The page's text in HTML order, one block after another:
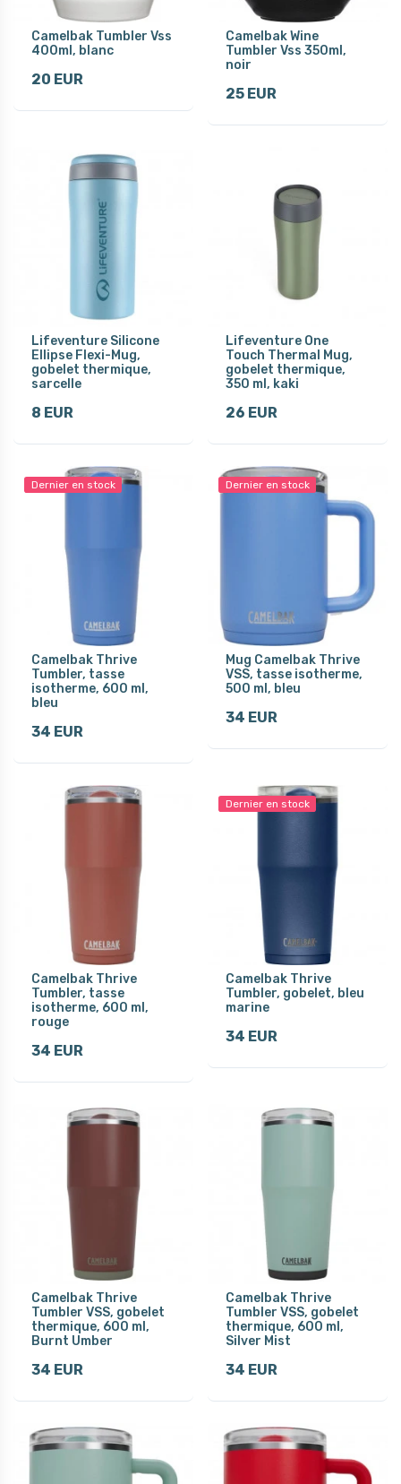
Camelbak Tumbler Vss
400ml, blanc
20 EUR
Camelbak Wine
Tumbler Vss 350ml,
noir
25 EUR
Lifeventure Silicone
Ellipse Flexi-Mug,
gobelet thermique,
sarcelle
8 EUR
Lifeventure One
Touch Thermal Mug,
gobelet thermique,
350 ml, kaki
26 EUR
Dernier en stock
Camelbak Thrive
Tumbler, tasse
isotherme, 600 ml,
bleu
34 EUR
Dernier en stock
Mug Camelbak Thrive
VSS, tasse isotherme,
500 ml, bleu
34 EUR
Camelbak Thrive
Tumbler, tasse
isotherme, 600 ml,
rouge
34 EUR
Dernier en stock
Camelbak Thrive
Tumbler, gobelet, bleu
marine
34 EUR
Camelbak Thrive
Tumbler VSS, gobelet
thermique, 600 ml,
Burnt Umber
34 EUR
Camelbak Thrive
Tumbler VSS, gobelet
thermique, 600 ml,
Silver Mist
34 EUR